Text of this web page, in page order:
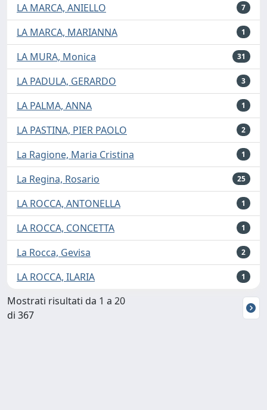
LA MARCA, ANIELLO 7
LA MARCA, MARIANNA 1
LA MURA, Monica 31
LA PADULA, GERARDO 3
LA PALMA, ANNA 1
LA PASTINA, PIER PAOLO 2
La Ragione, Maria Cristina 1
La Regina, Rosario 25
LA ROCCA, ANTONELLA 1
LA ROCCA, CONCETTA 1
La Rocca, Gevisa 2
LA ROCCA, ILARIA 1
Mostrati risultati da 1 a 20
di 367